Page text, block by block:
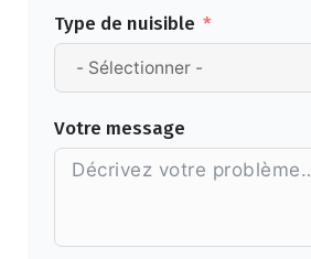
Type de nuisible
Votre message